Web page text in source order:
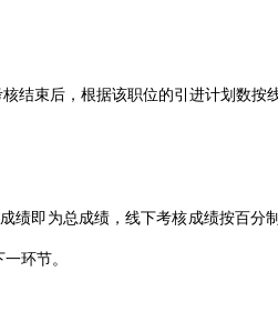
束后，根据该职位的引进计划数
即为总成绩，线下考核成绩按百分
环节。